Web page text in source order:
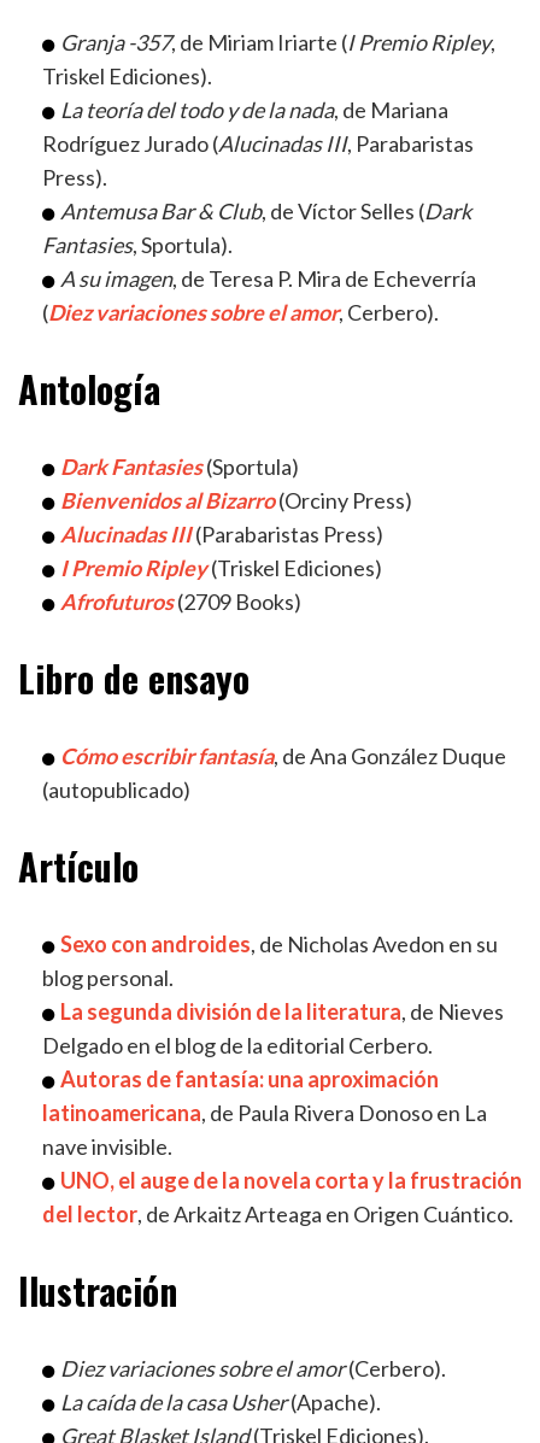
Granja -357, de Miriam Iriarte (I Premio Ripley,
Triskel Ediciones).
La teoría del todo y de la nada, de Mariana
Rodríguez Jurado (Alucinadas III, Parabaristas
Press).
Antemusa Bar & Club, de Víctor Selles (Dark
Fantasies, Sportula).
A su imagen, de Teresa P. Mira de Echeverría
(Diez variaciones sobre el amor, Cerbero).
Antología
Dark Fantasies(Sportula)
Bienvenidos al Bizarro(Orciny Press)
Alucinadas III(Parabaristas Press)
I Premio Ripley(Triskel Ediciones)
Afrofuturos(2709 Books)
Libro de ensayo
Cómo escribir fantasía, de Ana González Duque
(autopublicado)
Artículo
Sexo con androides, de Nicholas Avedon en su
blog personal.
La segunda división de la literatura, de Nieves
Delgado en el blog de la editorial Cerbero.
Autoras de fantasía: una aproximación
latinoamericana, de Paula Rivera Donoso en La
nave invisible.
UNO, el auge de la novela corta y la frustración
del lector, de Arkaitz Arteaga en Origen Cuántico.
Ilustración
Diez variaciones sobre el amor(Cerbero).
La caída de la casa Usher(Apache).
Great Blasket Island(Triskel Ediciones).